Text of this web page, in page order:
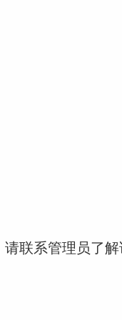
联系管理员了